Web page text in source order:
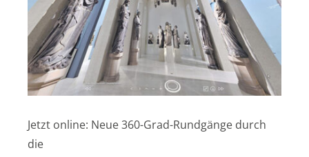
Jetzt online: Neue 360-Grad-Rundgänge durch
die